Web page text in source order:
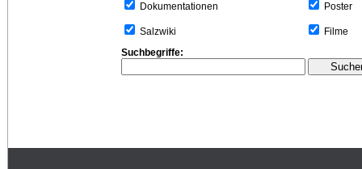
Dokumentationen
Salzwiki
Poster
Filme
Suchbegriffe: